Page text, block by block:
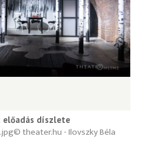
előadás díszlete
© theater.hu - Ilovszky Béla